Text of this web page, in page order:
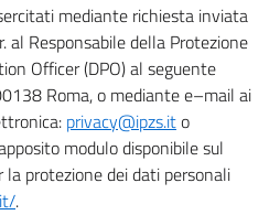
mediante richiesta inviata
al Responsabile della Protezione
Officer (DPO) al seguente
Roma, o mediante e–mail ai
privacy@ipzs.ito
modulo disponibile sul
protezione dei dati personali
.